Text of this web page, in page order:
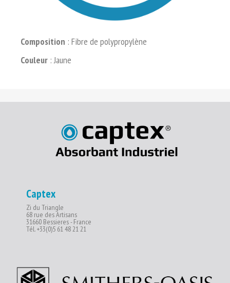
Composition : Fibre de polypropylène
Couleur : Jaune
Captex
Zi du Triangle
68 rue des Artisans
31660 Bessieres - France
Tél. +33(0)5 61 48 21 21